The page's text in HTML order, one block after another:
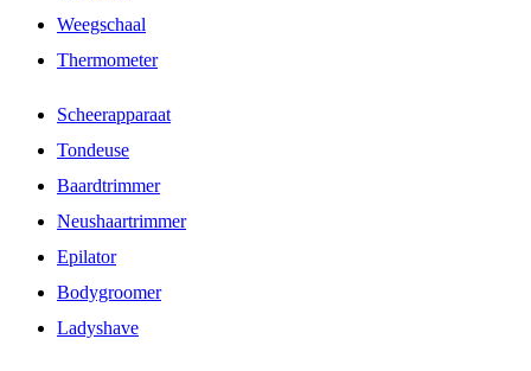
Weegschaal
Thermometer
Scheerapparaat
Tondeuse
Baardtrimmer
Neushaartrimmer
Epilator
Bodygroomer
Ladyshave